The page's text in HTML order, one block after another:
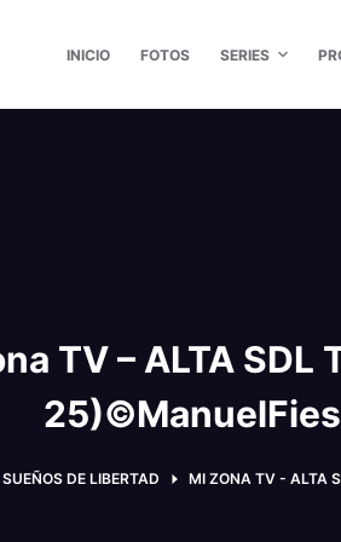
INICIO FOTOS SERIES
TV – ALTA SDL
SUEÑOS DE LIBERTAD MI ZONA TV - ALTA